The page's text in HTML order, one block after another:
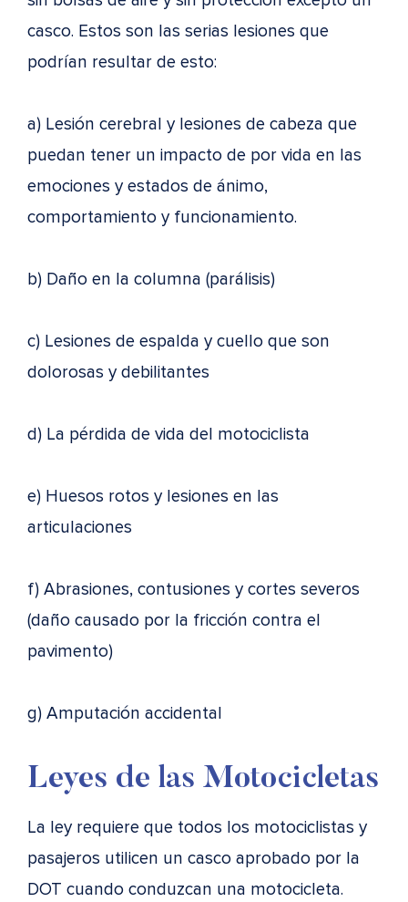
casco. Estos son las serias lesiones que
podrían resultar de esto:
a) Lesión cerebral y lesiones de cabeza que
puedan tener un impacto de por vida en las
emociones y estados de ánimo,
comportamiento y funcionamiento.
b) Daño en la columna (parálisis)
c) Lesiones de espalda y cuello que son
dolorosas y debilitantes
d) La pérdida de vida del motociclista
e) Huesos rotos y lesiones en las
articulaciones
f) Abrasiones, contusiones y cortes severos
(daño causado por la fricción contra el
pavimento)
g) Amputación accidental
Leyes de las Motocicletas
La ley requiere que todos los motociclistas y
pasajeros utilicen un casco aprobado por la
DOT cuando conduzcan una motocicleta.